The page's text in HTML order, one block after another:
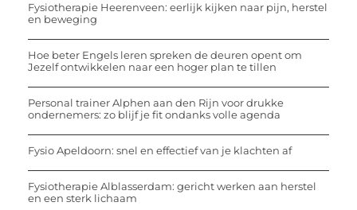
Fysiotherapie Heerenveen: eerlijk kijken naar pijn, herstel
en beweging
Hoe beter Engels leren spreken de deuren opent om
Jezelf ontwikkelen naar een hoger plan te tillen
Personal trainer Alphen aan den Rijn voor drukke
ondernemers: zo blijf je fit ondanks volle agenda
Fysio Apeldoorn: snel en effectief van je klachten af
Fysiotherapie Alblasserdam: gericht werken aan herstel
en een sterk lichaam